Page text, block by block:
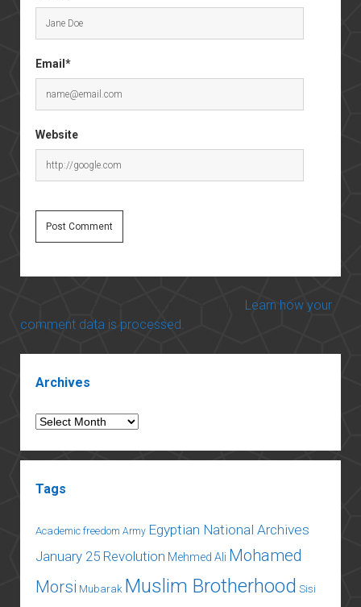
Email*
Website
Learn how your
comment data is processed.
Archives
Archives
Tags
Academic freedom Army Egyptian National Archives
January 25 Revolution Mehmed Ali Mohamed
Morsi Mubarak Muslim Brotherhood Sisi